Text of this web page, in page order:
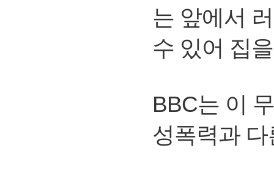
는 앞에서
수 있어 집
BBC는 이
성폭력과